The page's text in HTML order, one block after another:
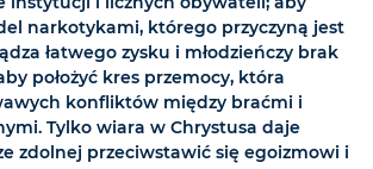
narkotykami, którego przyczyną jest
łatwego zysku i młodzieńczy brak
położyć kres przemocy, która
konfliktów między braćmi i
Tylko wiara w Chrystusa daje
zdolnej przeciwstawić się egoizmowi i